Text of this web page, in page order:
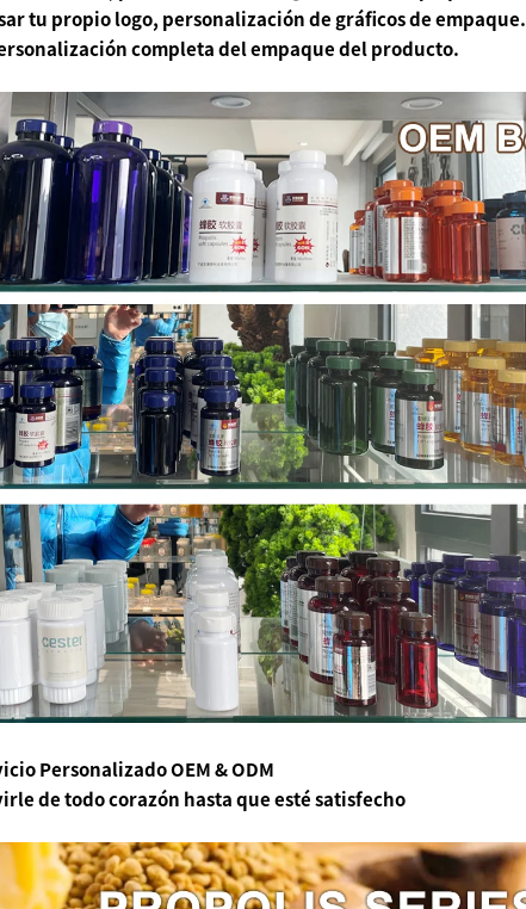
tu propio logo, personalización de gráficos de empaque.
completa del empaque del producto.
Personalizado OEM & ODM
de todo corazón hasta que esté satisfecho